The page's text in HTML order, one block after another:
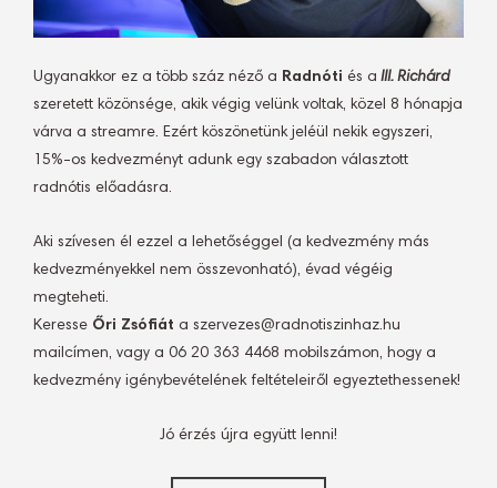
Ugyanakkor ez a több száz néző a Radnóti és a III. Richárd
szeretett közönsége, akik végig velünk voltak, közel 8 hónapja
várva a streamre. Ezért köszönetünk jeléül nekik egyszeri,
15%-os kedvezményt adunk egy szabadon választott
radnótis előadásra.
Aki szívesen él ezzel a lehetőséggel (a kedvezmény más
kedvezményekkel nem összevonható), évad végéig
megteheti.
Keresse Őri Zsófiát a szervezes@radnotiszinhaz.hu
mailcímen, vagy a 06 20 363 4468 mobilszámon, hogy a
kedvezmény igénybevételének feltételeiről egyeztethessenek!
Jó érzés újra együtt lenni!